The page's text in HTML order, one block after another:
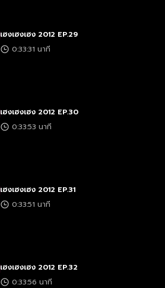
เฮงเฮงเฮง 2012 EP.29
0:33:31 นาที
เฮงเฮงเฮง 2012 EP.30
0:33:53 นาที
เฮงเฮงเฮง 2012 EP.31
0:33:51 นาที
เฮงเฮงเฮง 2012 EP.32
0:33:56 นาที